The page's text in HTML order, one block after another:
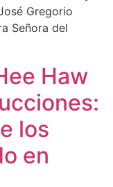
Gregorio
Señora del
Haw
los
en